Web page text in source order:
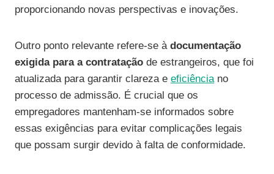
proporcionando novas perspectivas e inovações.
Outro ponto relevante refere-se à documentação
exigida para a contratação de estrangeiros, que foi
atualizada para garantir clareza e eficiênciano
processo de admissão. É crucial que os
empregadores mantenham-se informados sobre
essas exigências para evitar complicações legais
que possam surgir devido à falta de conformidade.